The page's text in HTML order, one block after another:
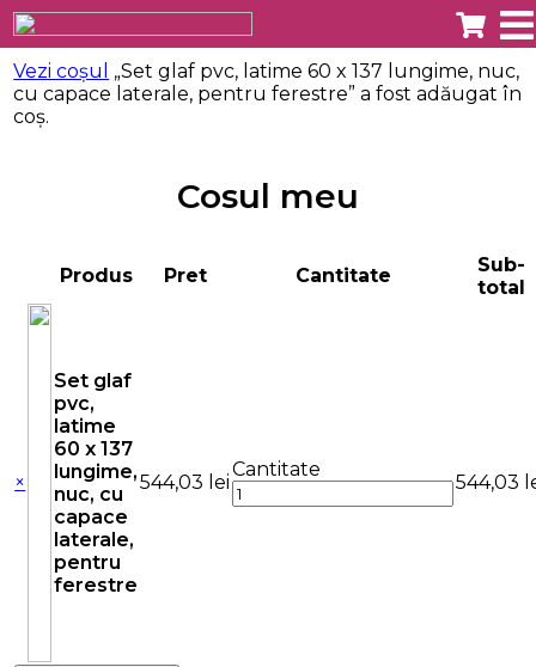
Vezi coșul
„Set glaf pvc, latime 60 x 137 lungime, nuc,
cu capace laterale, pentru ferestre” a fost adăugat în
coș.
Cosul meu
Produs Pret Cantitate
Sub-
total
×
Set glaf
pvc,
latime
60 x 137
lungime,
nuc, cu
capace
laterale,
pentru
ferestre
544,03 lei
Cantitate
544,03